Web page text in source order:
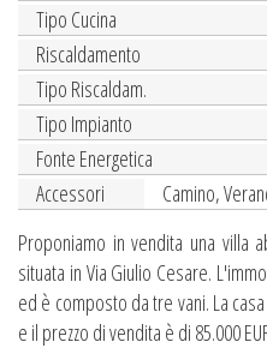
Tipo Cucina
Riscaldamento
Tipo Riscaldam.
Tipo Impianto
Fonte Energetica
Accessori
Camino,
Proponiamo in vendita una villa
situata in Via Giulio Cesare.
ed è composto da tre vani. La
e il prezzo di vendita è di 85.000